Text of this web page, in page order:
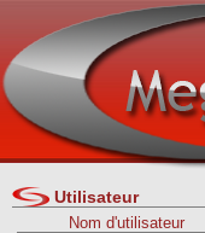
Utilisateur
Nom d'utilisateur